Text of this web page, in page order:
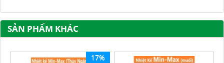
SẢN PHẨM KHÁC
17%